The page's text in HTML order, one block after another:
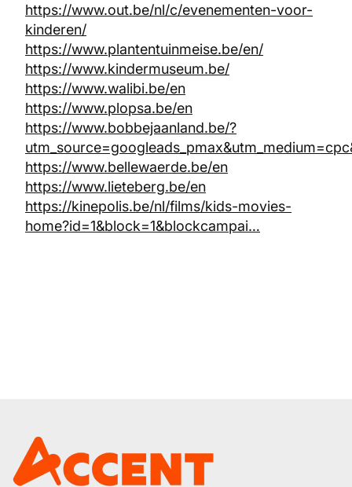
https://www.out.be/nl/c/evenementen-voor-
kinderen/
https://www.plantentuinmeise.be/en/
https://www.kindermuseum.be/
https://www.walibi.be/en
https://www.plopsa.be/en
https://www.bobbejaanland.be/?
https://www.bellewaerde.be/en
https://www.lieteberg.be/en
https://kinepolis.be/nl/films/kids-movies-
home?id=1&block=1&blockcampai…